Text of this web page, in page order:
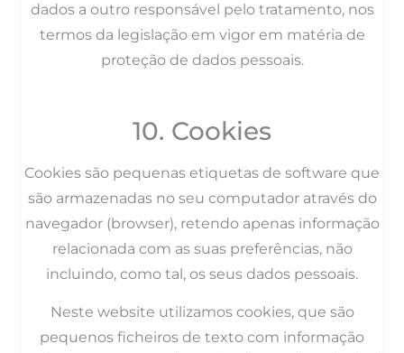
dados a outro responsável pelo tratamento, nos
termos da legislação em vigor em matéria de
proteção de dados pessoais.
10. Cookies
Cookies são pequenas etiquetas de software que
são armazenadas no seu computador através do
navegador (browser), retendo apenas informação
relacionada com as suas preferências, não
incluindo, como tal, os seus dados pessoais.
Neste website utilizamos cookies, que são
pequenos ficheiros de texto com informação